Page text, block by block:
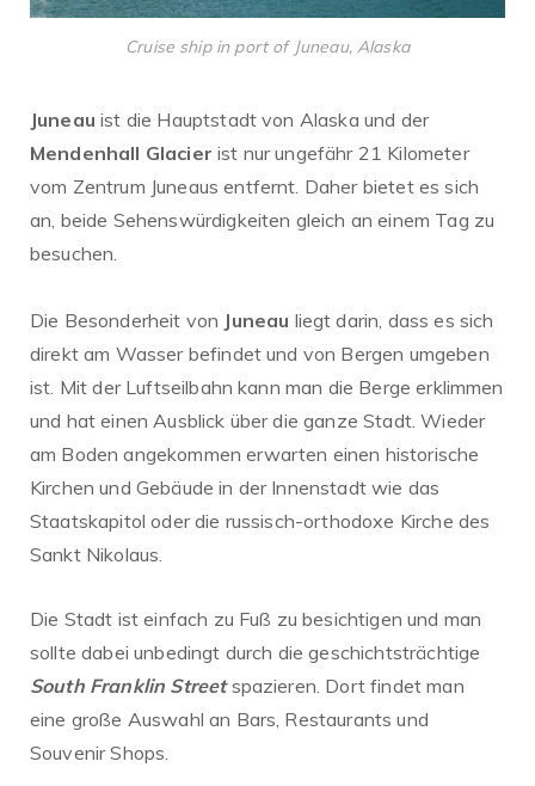
Cruise ship in port of Juneau, Alaska
Juneau ist die Hauptstadt von Alaska und der
Mendenhall Glacier ist nur ungefähr 21 Kilometer
vom Zentrum Juneaus entfernt. Daher bietet es sich
an, beide Sehenswürdigkeiten gleich an einem Tag zu
besuchen.
Die Besonderheit von Juneau liegt darin, dass es sich
direkt am Wasser befindet und von Bergen umgeben
ist. Mit der Luftseilbahn kann man die Berge erklimmen
und hat einen Ausblick über die ganze Stadt. Wieder
am Boden angekommen erwarten einen historische
Kirchen und Gebäude in der Innenstadt wie das
Staatskapitol oder die russisch-orthodoxe Kirche des
Sankt Nikolaus.
Die Stadt ist einfach zu Fuß zu besichtigen und man
sollte dabei unbedingt durch die geschichtsträchtige
South Franklin Streetspazieren. Dort findet man
eine große Auswahl an Bars, Restaurants und
Souvenir Shops.